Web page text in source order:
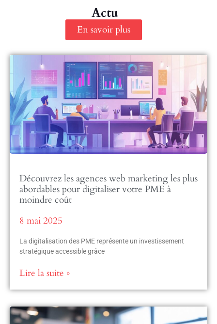
Actu
En savoir plus
Découvrez les agences web marketing les plus
abordables pour digitaliser votre PME à
moindre coût
8 mai 2025
La digitalisation des PME représente un investissement
stratégique accessible grâce
Lire la suite »